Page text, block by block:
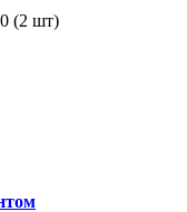
(2 шт)